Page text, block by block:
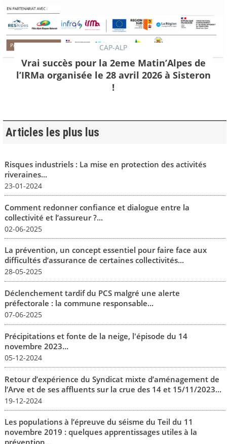
CAP-ALP
Vrai succès pour la 2eme Matin’Alpes de
l’IRMa organisée le 28 avril 2026 à Sisteron
!
Articles les plus lus
Risques industriels : La mise en protection des activités
riveraines...
23-01-2024
Comment redonner confiance et dialogue entre la
collectivité et l’assureur ?...
02-06-2025
La prévention, un concept essentiel pour faire face aux
difficultés d’assurance de certaines collectivités...
28-05-2025
Déclenchement tardif du PCS malgré une alerte
préfectorale : la commune responsable...
07-06-2025
Précipitations et fonte de la neige, l'épisode du 14
novembre 2023...
05-12-2024
Retour d’expérience du Syndicat mixte d’aménagement de
l’Arve et de ses affluents sur la crue des 14 et 15/11/2023...
19-12-2024
Les populations à l’épreuve du séisme du Teil du 11
novembre 2019 : quelques apprentissages utiles à la